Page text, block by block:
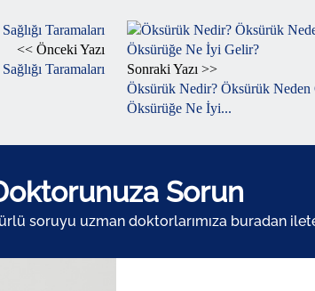
<< Önceki Yazı
Taramaları
Sonraki Yazı >>
Öksürük Nedir? Öksürük Neden
Öksürüğe Ne İyi...
Sorun
soruyu uzman doktorlarımıza buradan